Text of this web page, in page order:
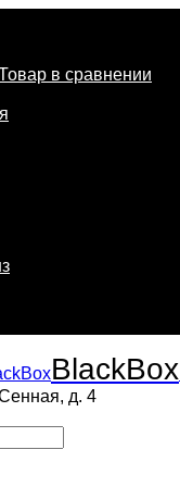
в сравнении
BlackBox
д. 4